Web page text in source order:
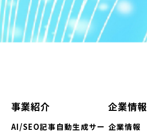
事業紹介
AI/SEO記事自動生成サー
企業情報
企業情報